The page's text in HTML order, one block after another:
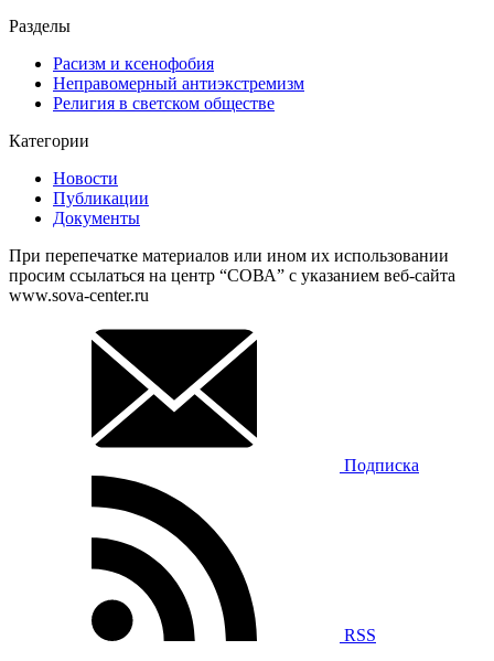
Разделы
Расизм и ксенофобия
Неправомерный антиэкстремизм
Религия в светском обществе
Категории
Новости
Публикации
Документы
При перепечатке материалов или ином их использовании
просим ссылаться на центр “СОВА” с указанием веб-сайта
www.sova-center.ru
Подписка
RSS